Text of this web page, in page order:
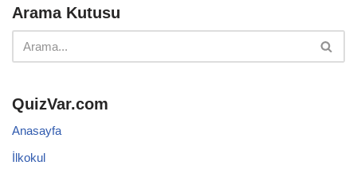
Arama Kutusu
QuizVar.com
Anasayfa
İlkokul